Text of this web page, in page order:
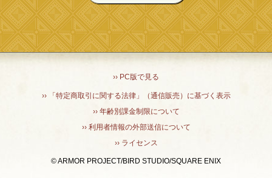
›› PC版で見る
›› 「特定商取引に関する法律」（通信販売）に基づく表示
›› 年齢別課金制限について
›› 利用者情報の外部送信について
›› ライセンス
© ARMOR PROJECT/BIRD STUDIO/SQUARE ENIX